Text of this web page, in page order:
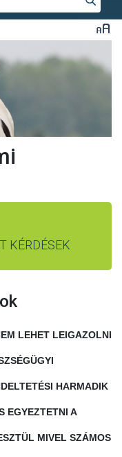
KÉRDÉSEK
LEHET LEIGAZOLNI
HARMADIK
EGYEZTETNI A
MIVEL SZÁMOS